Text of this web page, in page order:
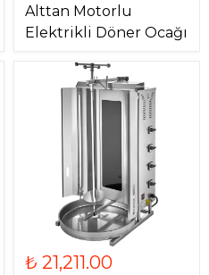
Alttan Motorlu
Elektrikli Döner Ocağı
₺ 21,211.00